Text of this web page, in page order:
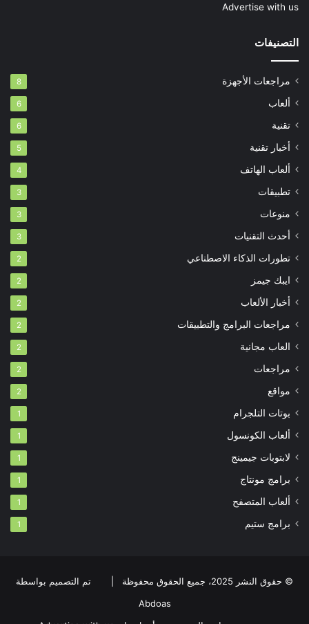
Advertise with us
التصنيفات
مراجعات الأجهزة 8
ألعاب 6
تقنية 6
أخبار تقنية 5
ألعاب الهاتف 4
تطبيقات 3
منوعات 3
أحدث التقنيات 3
تطورات الذكاء الاصطناعي 2
ايبك جيمز 2
أخبار الألعاب 2
مراجعات البرامج والتطبيقات 2
العاب مجانية 2
مراجعات 2
مواقع 2
بوتات التلجرام 1
ألعاب الكونسول 1
لابتوبات جيمينج 1
برامج مونتاج 1
ألعاب المتصفح 1
برامج ستيم 1
© حقوق النشر 2025، جميع الحقوق محفوظة |
تم التصميم بواسطة
Abdoas